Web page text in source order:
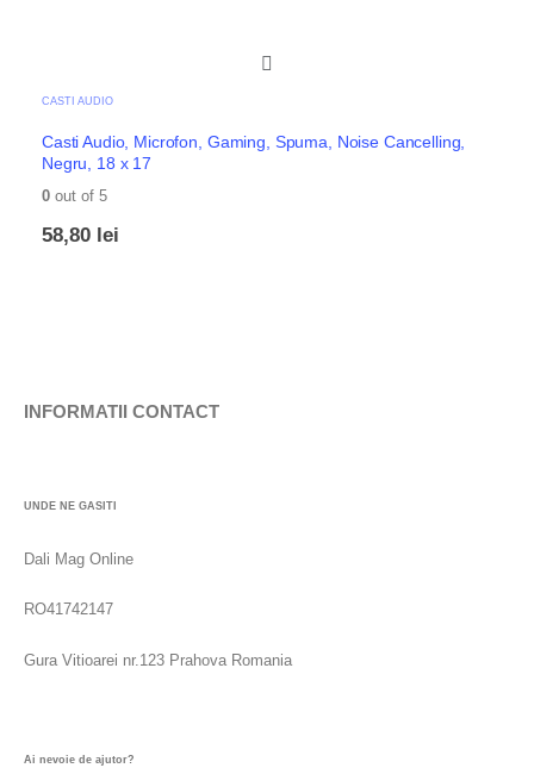
CASTI AUDIO
Casti Audio, Microfon, Gaming, Spuma, Noise Cancelling,
Negru, 18 x 17
0 out of 5
58,80 lei
INFORMATII CONTACT
UNDE NE GASITI
Dali Mag Online
RO41742147
Gura Vitioarei nr.123 Prahova Romania
Ai nevoie de ajutor?